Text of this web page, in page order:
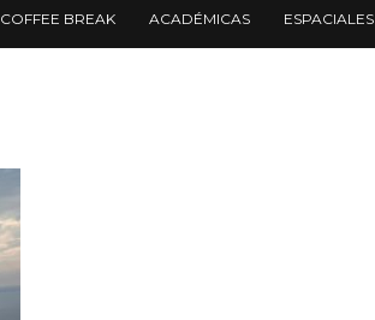
COFFEE BREAK ACADÉMICAS ESPACIALES